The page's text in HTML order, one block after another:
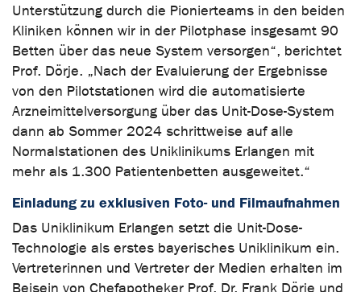
Unterstützung durch die Pionierteams in den beiden
Kliniken können wir in der Pilotphase insgesamt 90
Betten über das neue System versorgen“, berichtet
Prof. Dörje. „Nach der Evaluierung der Ergebnisse
von den Pilotstationen wird die automatisierte
Arzneimittelversorgung über das Unit-Dose-System
dann ab Sommer 2024 schrittweise auf alle
Normalstationen des Uniklinikums Erlangen mit
mehr als 1.300 Patientenbetten ausgeweitet.“
Einladung zu exklusiven Foto- und Filmaufnahmen
Das Uniklinikum Erlangen setzt die Unit-Dose-
Technologie als erstes bayerisches Uniklinikum ein.
Vertreterinnen und Vertreter der Medien erhalten im
Beisein von Chefapotheker Prof. Dr. Frank Dörje und